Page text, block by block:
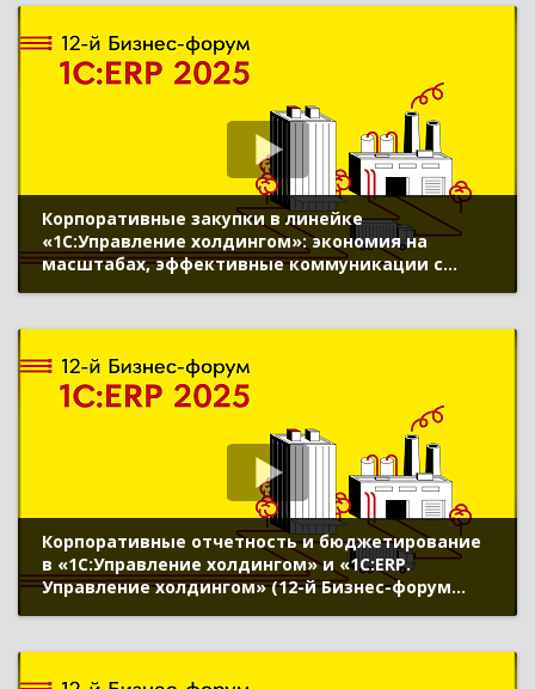
Корпоративные закупки в линейке
«1С:Управление холдингом»: экономия на
масштабах, эффективные коммуникации с
ноября 2025 г., Попов Леонид, «1С»)
Корпоративные отчетность и бюджетирование
в «1С:Управление холдингом» и «1С:ERP.
Управление холдингом» (12-й Бизнес-форум